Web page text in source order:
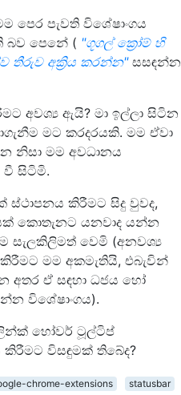
පෙර පැවති විශේෂාංගය
බව පෙනේ ( "ගූගල් ක්‍රෝම් හි
තීරුව අක්‍රිය කරන්න"සසඳන්න
අවශ්‍ය ඇයි? මා ඉල්ලා සිටින
මට කරදරයකි. මම ඒවා
නිසා මම අවධානය
සිටිමි.
ස්ථාපනය කිරීමට සිදු වුවද,
කොතැනට යනවාද යන්න
සැලකිලිමත් වෙමි (අනවශ්‍ය
මම අකමැතියි, එබැවින්
අතර ඒ සඳහා ධජය හෝ
විශේෂාංගය).
ලින්ක් හෝවර් ටූල්ටිප්
කිරීමට විසඳුමක් තිබේද?
chrome-extensions
statusbar